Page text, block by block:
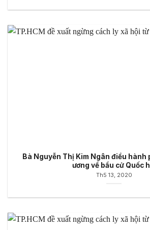
Bà Nguyễn Thị Kim Ngân điều hành
ương về bầu cử Quốc
Th5 13, 2020